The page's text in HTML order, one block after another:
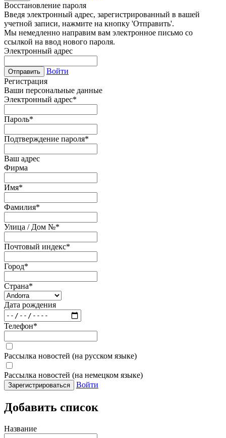
Восстановление пароля
Введя электронный адрес, зарегистрированный в вашей
учетной записи, нажмите на кнопку 'Отправить'.
Мы немедленно направим вам электронное письмо со
ссылкой на ввод нового пароля.
Электронный адрес
Отправить
Войти
Регистрация
Ваши персональные данные
Электронный адрес*
Пароль*
Подтверждение пароля*
Ваш адрес
Фирма
Имя*
Фамилия*
Улица / Дом №*
Почтовый индекс*
Город*
Страна*
Дата рождения
Телефон*
Рассылка новостей (на русском языке)
Рассылка новостей (на немецком языке)
Зарегистрироваться Войти
Добавить список
Название